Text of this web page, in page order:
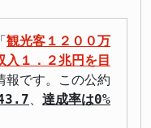
観光客１２００万
入１．２兆円を目
報です。この公約
、 達成率は0%